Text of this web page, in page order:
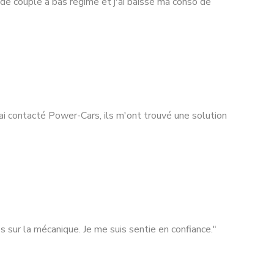
contacté Power-Cars, ils m'ont trouvé une solution
la mécanique. Je me suis sentie en confiance."